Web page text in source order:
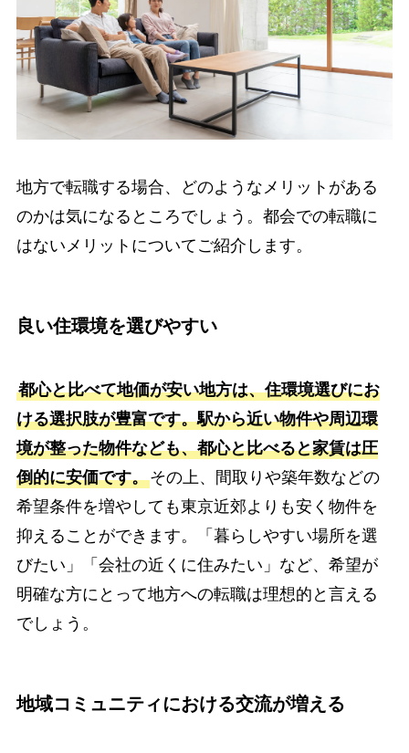
地方で転職する場合、どのようなメリットがある
のかは気になるところでしょう。都会での転職に
はないメリットについてご紹介します。
良い住環境を選びやすい
都心と比べて地価が安い地方は、住環境選びにお
ける選択肢が豊富です。駅から近い物件や周辺環
境が整った物件なども、都心と比べると家賃は圧
倒的に安価です。その上、間取りや築年数などの
希望条件を増やしても東京近郊よりも安く物件を
抑えることができます。「暮らしやすい場所を選
びたい」「会社の近くに住みたい」など、希望が
明確な方にとって地方への転職は理想的と言える
でしょう。
地域コミュニティにおける交流が増える